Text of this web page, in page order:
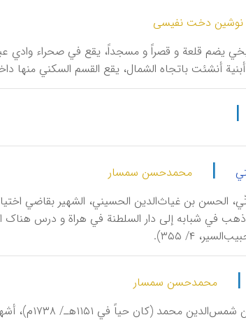
نوشین دخت نفیسی
أنشئت باتجاه الشمال، یقع القسم السکني منها
|
|
محمدحسن سمسار
|
محمدحسن سمسار
حیاً في ۱۱۵۱هـ/ ۱۷۳۸م)، أشهر الخطاطین الإیرانیین بقلم النسخ.